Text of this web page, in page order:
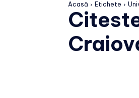
Acasă Etichete